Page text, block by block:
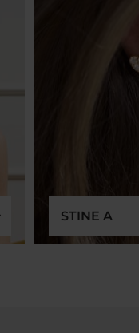
STINE A